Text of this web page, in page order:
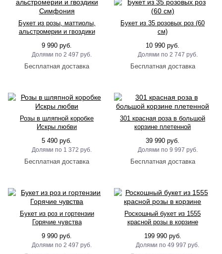
Букет из розы, маттиолы,
альстромерии и гвоздики
9 990 руб.
2 497 руб.
Букет из 35 розовых роз (60
см)
10 990 руб.
2 747 руб.
Розы в шляпной коробке
Искры любви
5 490 руб.
1 372 руб.
301 красная роза в большой
корзине плетенной
39 990 руб.
9 997 руб.
Букет из роз и гортензии
Горячие чувства
9 990 руб.
2 497 руб.
Роскошный букет из 1555
красной розы в корзине
199 990 руб.
49 997 руб.